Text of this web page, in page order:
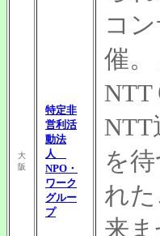
大
阪
特定非
営利活
動法
人
NPO・
ワーク
グルー
プ
コ
催
NTT
を
れ
来